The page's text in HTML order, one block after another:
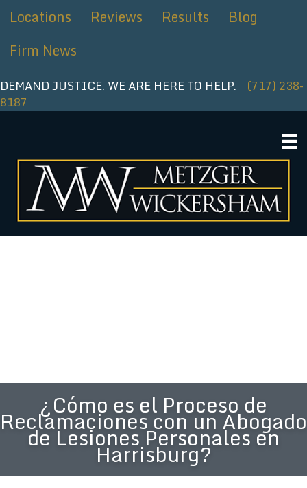
Locations Reviews Results
Blog
Firm News
DEMAND JUSTICE. WE ARE HERE TO HELP. (717) 238-
8187
¿Cómo es el Proceso de
Reclamaciones con un Abogado
de Lesiones Personales en
Harrisburg?